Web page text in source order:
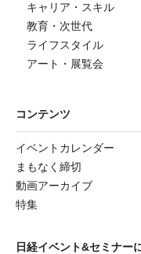
キャリア・スキル
教育・次世代
ライフスタイル
アート・展覧会
コンテンツ
イベントカレンダー
まもなく締切
動画アーカイブ
特集
日経イベント&セミナー